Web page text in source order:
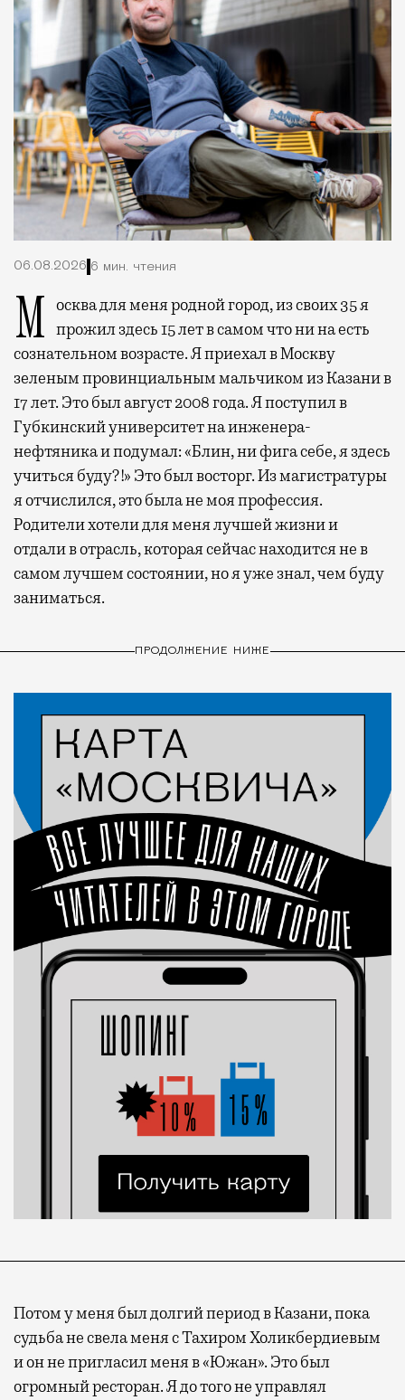
06.08.2026 6 мин. чтения
Москва для меня родной город, из своих 35 я прожил здесь 15 лет в самом что ни на есть
сознательном возрасте. Я приехал в Москву
зеленым провинциальным мальчиком из Казани в
17 лет. Это был август 2008 года. Я поступил в
Губкинский университет на инженера-
нефтяника и подумал: «Блин, ни фига себе, я здесь
учиться буду?!» Это был восторг. Из магистратуры
я отчислился, это была не моя профессия.
Родители хотели для меня лучшей жизни и
отдали в отрасль, которая сейчас находится не в
самом лучшем состоянии, но я уже знал, чем буду
заниматься.
ПРОДОЛЖЕНИЕ НИЖЕ
Потом у меня был долгий период в Казани, пока
судьба не свела меня с Тахиром Холикбердиевым
и он не пригласил меня в «Южан». Это был
огромный ресторан. Я до того не управлял